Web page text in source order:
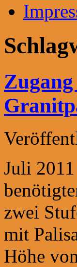
Juli
zwei
mit
Höhe